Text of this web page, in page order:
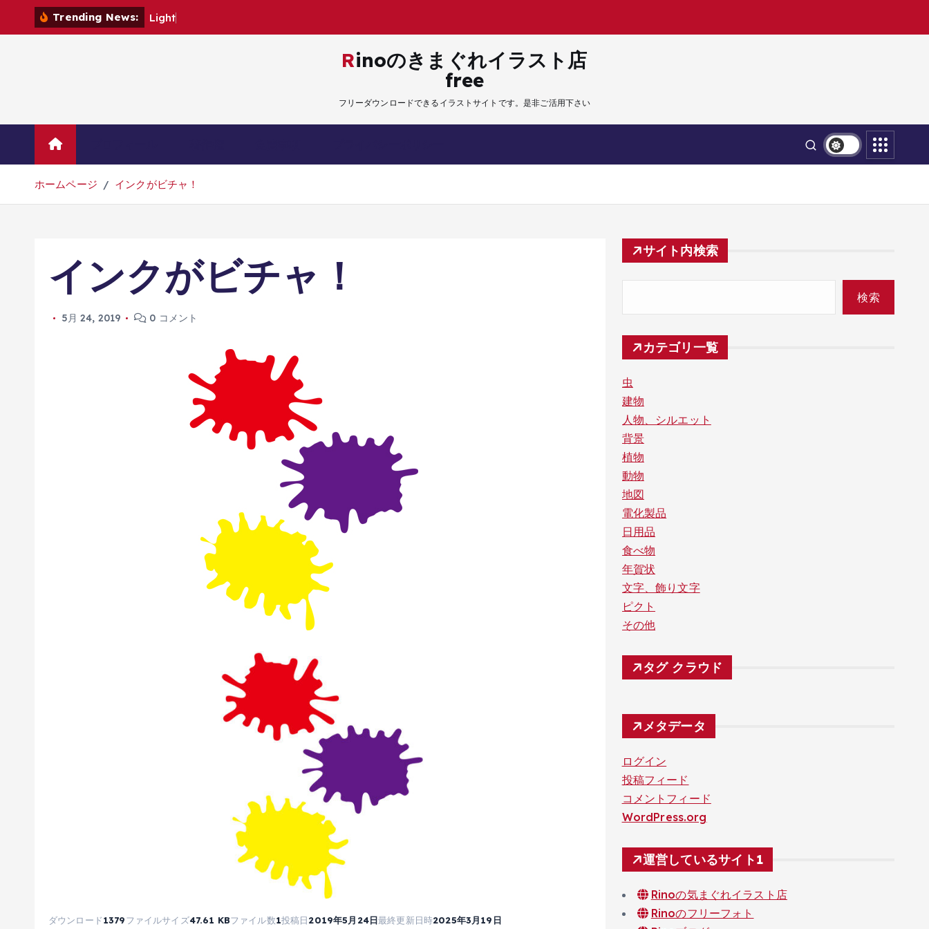
Trending News: Light
Rinoのきまぐれイラスト店
free
フリーダウンロードできるイラストサイトです。是非ご活用下さい
ホームページ インクがビチャ！
インクがビチャ！
5月 24, 2019 0 コメント
ダウンロード1379ファイルサイズ47.61 KBファイル数1投稿日2019年5月24日最終更新日時2025年3月19日
サイト内検索
検索
カテゴリ一覧
虫
建物
人物、シルエット
背景
植物
動物
地図
電化製品
日用品
食べ物
年賀状
文字、飾り文字
ピクト
その他
タグ クラウド
メタデータ
ログイン
投稿フィード
コメントフィード
WordPress.org
運営しているサイト1
Rinoの気まぐれイラスト店
Rinoのフリーフォト